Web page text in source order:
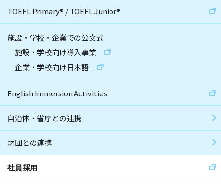
TOEFL Primary® /TOEFL Junior®
施設・学校・企業での公文式
施設・学校向け導入事業
企業・学校向け日本語
English Immersion Activities
自治体・省庁との連携
財団との連携
社員採用